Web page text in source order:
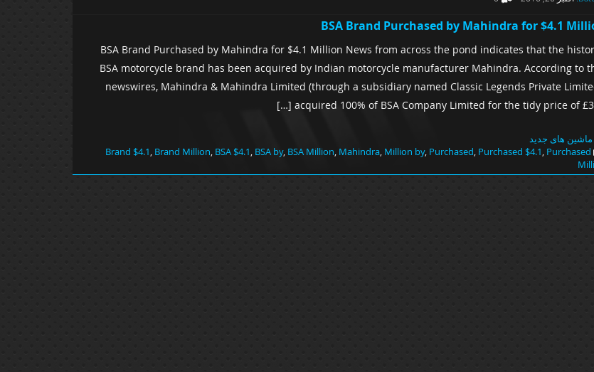
BSA Brand Purchased by Mahindra for $4.1
BSA Brand Purchased by Mahindra for $4.1 Million News from across the pond indicates that the
BSA motorcycle brand has been acquired by Indian motorcycle manufacturer Mahindra. According to
newswires, Mahindra & Mahindra Limited (through a subsidiary named Classic Legends Private
acquired 100% of BSA Company Limited for the tidy price of £3.4
ماشین های جدید
Brand $4.1, Brand Million, BSA $4.1, BSA by, BSA Million, Mahindra, Million by, Purchased, Purchased $4.1, Purchased